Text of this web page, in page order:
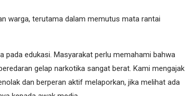
warga, terutama dalam memutus mata rantai
pada edukasi. Masyarakat perlu memahami bahwa
gelap narkotika sangat berat. Kami mengajak
dan berperan aktif melaporkan, jika melihat ada